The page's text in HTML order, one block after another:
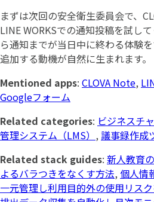
まずは次回の安全衛生委員会で、
LINE WORKSでの通知投稿を試し
ら通知までが当日中に終わる体験
追加する動機が自然に生まれます。
Mentioned apps: CLOVA Note,
Googleフォーム
Related categories: ビジネスチ
管理システム（LMS） , 議事録作成
Related stack guides: 新人教育
よるバラつきをなくす方法, 個人情
一元管理し利用目的外の使用リス